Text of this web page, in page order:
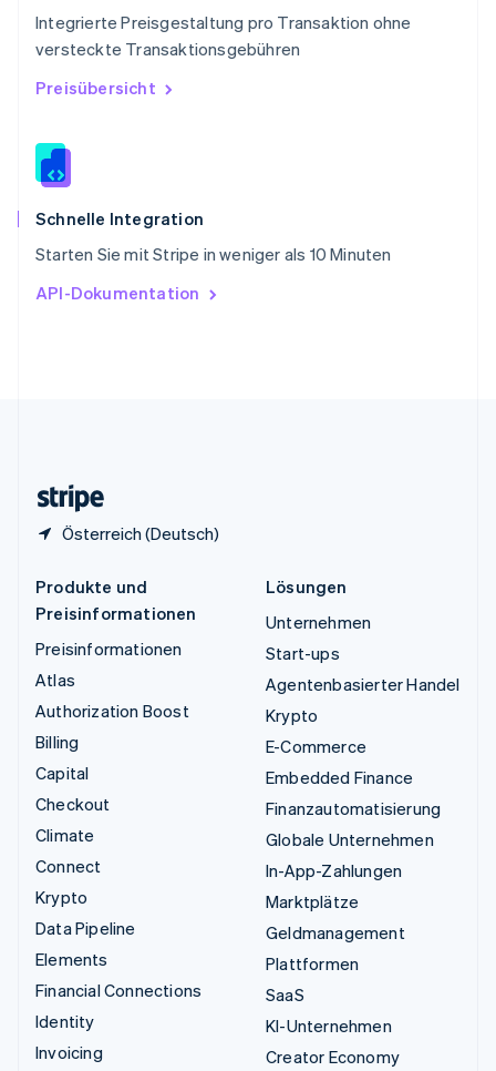
Integrierte Preisgestaltung pro Transaktion ohne
versteckte Transaktionsgebühren
Preisübersicht
Schnelle Integration
Starten Sie mit Stripe in weniger als 10 Minuten
API-Dokumentation
Österreich (Deutsch)
Slowenien
EnglishItaliano
Sonderverwaltungsregion Hongkong,
Spanien
Thailand
ไทยEnglish
English
English
Produkte und
Preisinformationen
Preisinformationen
Atlas
Authorization Boost
Billing
Capital
Checkout
Climate
Connect
Krypto
Data Pipeline
Elements
Financial Connections
Identity
Invoicing
Lösungen
Unternehmen
Start-ups
Agentenbasierter Handel
Krypto
E-Commerce
Embedded Finance
Finanzautomatisierung
Globale Unternehmen
In-App-Zahlungen
Marktplätze
Geldmanagement
Plattformen
SaaS
KI-Unternehmen
Creator Economy